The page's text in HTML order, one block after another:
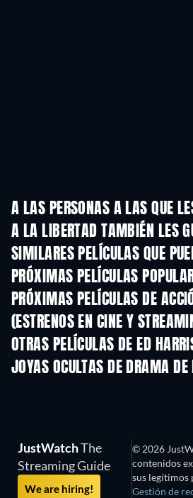
A LAS PERSONAS A LAS QUE
A LA LIBERTAD TAMBIÉN LES
SIMILARES PELÍCULAS QUE
PRÓXIMAS PELÍCULAS
PRÓXIMAS PELÍCULAS DE
(ESTRENOS EN CINE Y
OTRAS PELÍCULAS DE ED
JOYAS OCULTAS DE DRAMA DE
JustWatchThe
Streaming Guide
We are hiring!
© 2026
contenidos
sus legítimos
Gestión de